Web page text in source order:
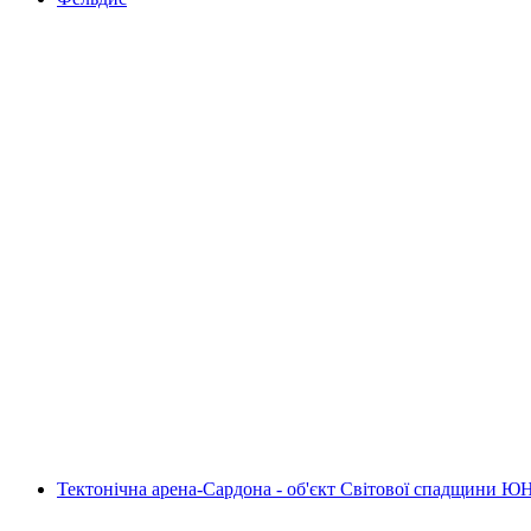
Тектонічна арена-Сардона - об'єкт Світової спадщини